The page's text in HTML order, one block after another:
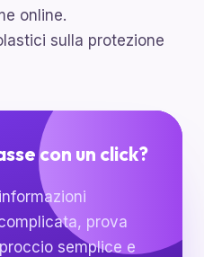
online.
sulla protezione
con un click?
prova
semplice e